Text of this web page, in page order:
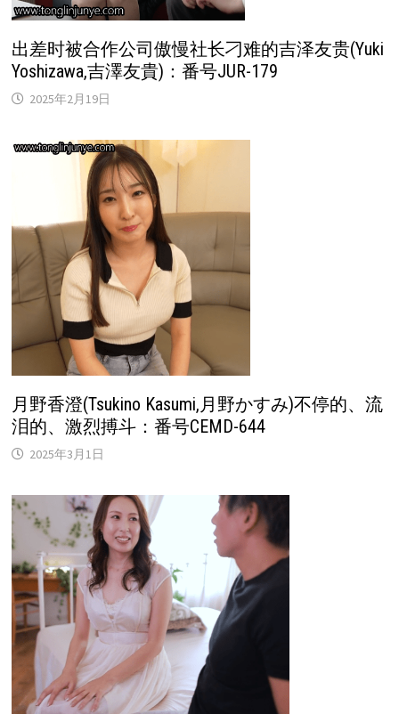
出差时被合作公司傲慢社长刁难的吉泽友贵(Yuki
Yoshizawa,吉澤友貴)：番号JUR-179
2025年2月19日
月野香澄(Tsukino Kasumi,月野かすみ)不停的、流
泪的、激烈搏斗：番号CEMD-644
2025年3月1日